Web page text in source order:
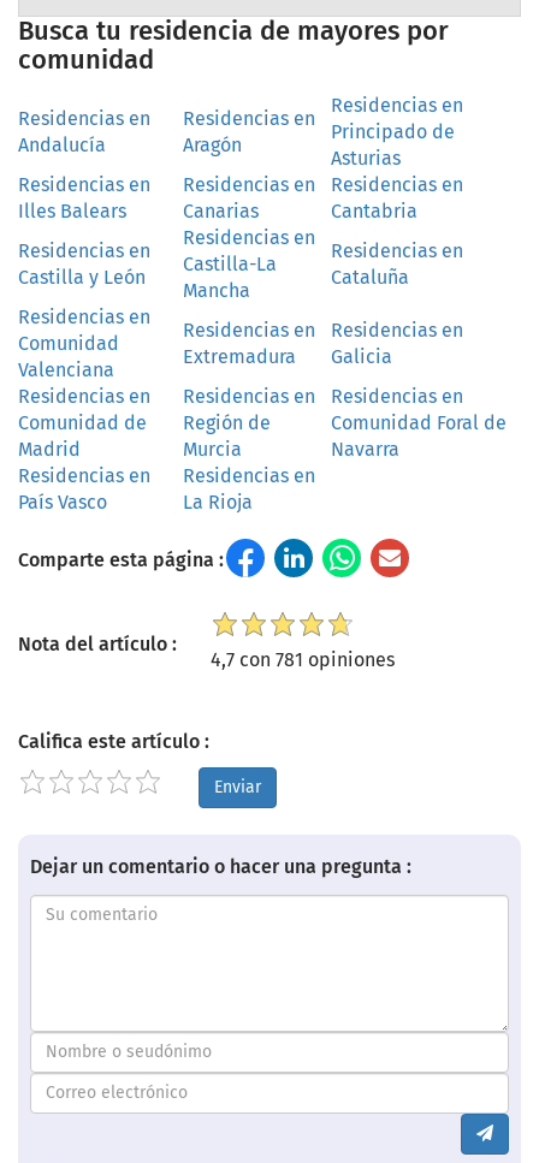
Busca tu residencia de mayores por
comunidad
Residencias en
Andalucía
Residencias en
Aragón
Residencias en
Principado de
Asturias
Residencias en
Illes Balears
Residencias en
Canarias
Residencias en
Cantabria
Residencias en
Castilla y León
Residencias en
Castilla-La
Mancha
Residencias en
Cataluña
Residencias en
Comunidad
Valenciana
Residencias en
Extremadura
Residencias en
Galicia
Residencias en
Comunidad de
Madrid
Residencias en
Región de
Murcia
Residencias en
Comunidad Foral de
Navarra
Residencias en
País Vasco
Residencias en
La Rioja
Comparte esta página :
Nota del artículo :
4,7 con 781 opiniones
Califica este artículo :
Enviar
Dejar un comentario o hacer una pregunta :